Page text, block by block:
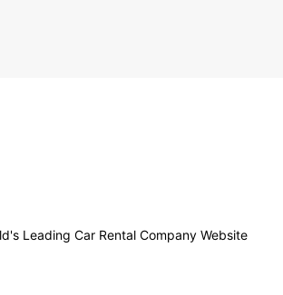
Leading Car Rental Company Website